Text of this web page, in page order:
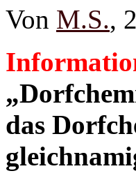
Von M.S.,
das